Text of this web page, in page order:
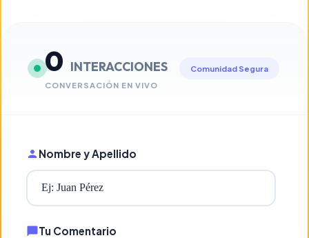
0 INTERACCIONES
CONVERSACIÓN EN VIVO
Comunidad Segura
Nombre y Apellido
Tu Comentario